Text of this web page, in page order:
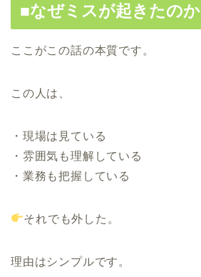
■なぜミスが起きたのか
ここがこの話の本質です。
この人は、
・現場は見ている
・雰囲気も理解している
・業務も把握している
それでも外した。
理由はシンプルです。